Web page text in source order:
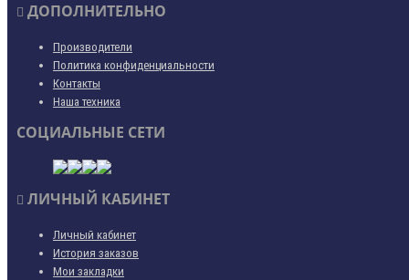
ДОПОЛНИТЕЛЬНО
Производители
Политика конфиденциальности
Контакты
Наша техника
СОЦИАЛЬНЫЕ СЕТИ
ЛИЧНЫЙ КАБИНЕТ
Личный кабинет
История заказов
Мои закладки